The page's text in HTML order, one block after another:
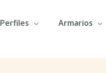
Perfiles Armarios